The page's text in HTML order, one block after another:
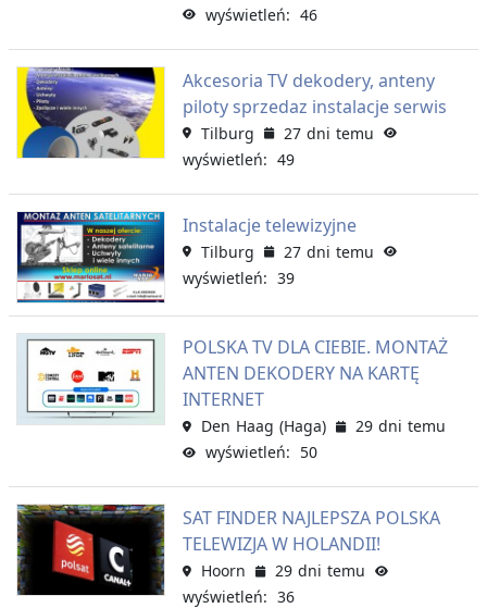
wyświetleń: 46
Akcesoria TV dekodery, anteny
piloty sprzedaz instalacje serwis
Tilburg
27 dni temu
wyświetleń: 49
Instalacje telewizyjne
Tilburg
27 dni temu
wyświetleń: 39
POLSKA TV DLA CIEBIE. MONTAŻ
ANTEN DEKODERY NA KARTĘ
INTERNET
Den Haag (Haga)
29 dni temu
wyświetleń: 50
SAT FINDER NAJLEPSZA POLSKA
TELEWIZJA W HOLANDII!
Hoorn
29 dni temu
wyświetleń: 36